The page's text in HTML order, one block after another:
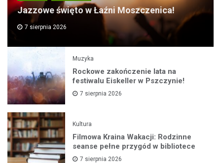
Jazzowe święto w Łaźni Moszczenica!
7 sierpnia 2026
Muzyka
Rockowe zakończenie lata na
festiwalu Eiskeller w Pszczynie!
7 sierpnia 2026
Kultura
Filmowa Kraina Wakacji: Rodzinne
seanse pełne przygód w bibliotece
7 sierpnia 2026